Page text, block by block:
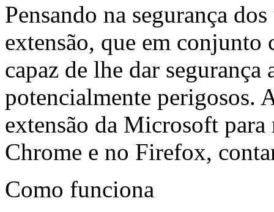
Pensando na segurança
extensão, que em
capaz de lhe dar segurança
potencialmente perigosos.
extensão da Microsoft para
Chrome e no Firefox,
Como funciona